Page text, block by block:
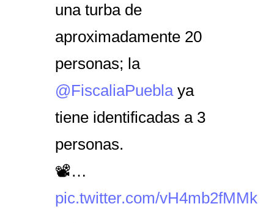
una turba de
aproximadamente 20
personas; la
@FiscaliaPueblaya
tiene identificadas a 3
personas.
📽…
pic.twitter.com/vH4mb2fMMk